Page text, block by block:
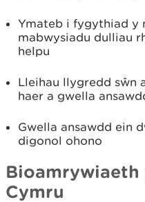
Ymateb i fygythiad y
mabwysiadu dulliau
helpu
Lleihau llygredd sŵn
haer a gwella
Gwella ansawdd ein
digonol ohono
Cymru